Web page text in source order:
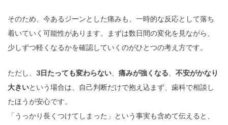
そのため、今あるジーンとした痛みも、一時的な反応として落ち
着いていく可能性があります。まずは数日間の変化を見ながら、
少しずつ軽くなるかを確認していくのがひとつの考え方です。
ただし、 3日たっても変わらない 痛みが強くなる
不安がかなり
大きいという場合は、自己判断だけで抱え込まず、歯科で相談し
たほうが安心です。
「うっかり長くつけてしまった」という事実も含めて伝えると、